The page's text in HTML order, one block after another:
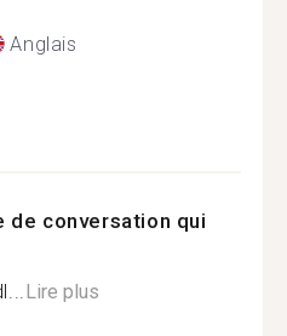
Anglais
de conversation qui
Lire plus